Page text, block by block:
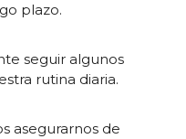
plazo.
seguir algunos
rutina diaria.
asegurarnos de